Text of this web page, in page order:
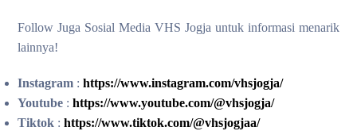
Follow Juga Sosial Media VHS Jogja untuk informasi menarik
lainnya!
Instagram : https://www.instagram.com/vhsjogja/
Youtube : https://www.youtube.com/@vhsjogja/
Tiktok : https://www.tiktok.com/@vhsjogjaa/